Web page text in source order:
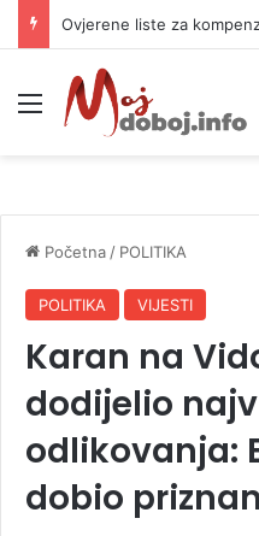
Ovjerene liste za
Meni
Početna / POLITIKA
POLITIKA VIJESTI
Karan na
dodijelio
odlikovanja:
dobio